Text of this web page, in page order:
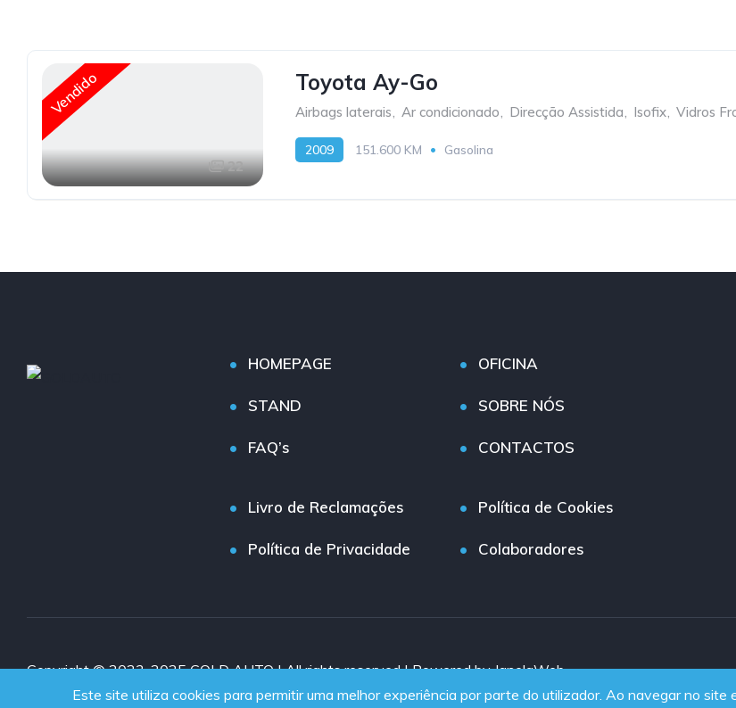
Vendido
22
Toyota Ay-Go
Airbags laterais, Ar condicionado, Direcção Assistida, Isofix, Vidros
2009 151.600 KM Gasolina
HOMEPAGE OFICINA
STAND SOBRE NÓS
FAQ’s CONTACTOS
Livro de Reclamações Política de Cookies
Política de Privacidade Colaboradores
Copyright © 2023-2025 GOLD AUTO | All rights reserved | Powered by JanelaWeb
Este site utiliza cookies para permitir uma melhor experiência por parte do utilizador. Ao navegar no site